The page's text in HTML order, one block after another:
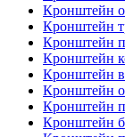
Кронштейн
Кронштейн
Кронштейн
Кронштейн
Кронштейн
Кронштейн
Кронштейн
Кронштейн